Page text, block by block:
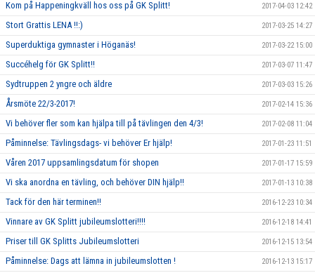
Kom på Happeningkväll hos oss på GK Splitt! 2017-04-03 12:42
Stort Grattis LENA !!:) 2017-03-25 14:27
Superduktiga gymnaster i Höganäs! 2017-03-22 15:00
Succéhelg för GK Splitt!! 2017-03-07 11:47
Sydtruppen 2 yngre och äldre 2017-03-03 15:26
Årsmöte 22/3-2017! 2017-02-14 15:36
Vi behöver fler som kan hjälpa till på tävlingen den 4/3! 2017-02-08 11:04
Påminnelse: Tävlingsdags- vi behöver Er hjälp! 2017-01-23 11:51
Våren 2017 uppsamlingsdatum för shopen 2017-01-17 15:59
Vi ska anordna en tävling, och behöver DIN hjälp!! 2017-01-13 10:38
Tack för den här terminen!! 2016-12-23 10:34
Vinnare av GK Splitt jubileumslotteri!!!! 2016-12-18 14:41
Priser till GK Splitts Jubileumslotteri 2016-12-15 13:54
Påminnelse: Dags att lämna in jubileumslotten ! 2016-12-13 15:17